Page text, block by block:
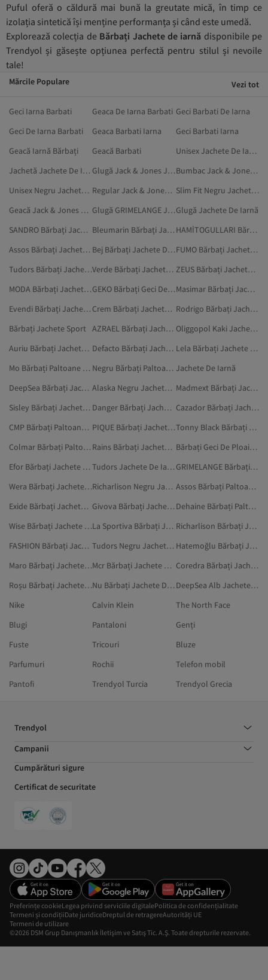
Puful oferă o căldură mai bună la greutate mică, în timp ce
izolația sintetică își menține performanța și când este umedă.
Explorează colecția de Bărbați Jachete de iarnă disponibile pe
Trendyol și găsește opțiunea perfectă pentru stilul și nevoile
tale!
Mărcile Populare Vezi tot
Geci Iarna Barbati Geaca De Iarna Barbati Geci Barbati De Iarna
Geci De Iarna Barbati
Geaca Barbati Iarna
Geci Barbati Iarna
Geacă Iarnă Bărbați
Geacă Barbati
Unisex Jachete De Iarnă
Jachetă Jachete De Iarnă
Glugă Jack & Jones Jachete De Iarnă
Bumbac Jack & Jones Jachete De Iarnă
Unisex Negru Jachete De Iarnă
Regular Jack & Jones Jachete De Iarnă
Slim Fit Negru Jachete De Iarnă
Geacă Jack & Jones Jachete De Iarnă
Glugă GRIMELANGE Jachete De IarnăGlugă Jachete De Iarnă
SANDRO Bărbați Jachete De Iarnă
Bleumarin Bărbați Jachete De Iarnă
HAMİTOGULLARI Bărbați Jachete De Iarnă
Assos Bărbați Jachete De Iarnă
Bej Bărbați Jachete De Iarnă
FUMO Bărbați Jachete De Iarnă
Tudors Bărbați Jachete De Iarnă
Verde Bărbați Jachete De Iarnă
ZEUS Bărbați Jachete De Iarnă
MODA Bărbați Jachete De Iarnă
GEKO Bărbați Geci De Ploaie Și De Vânt
Masimar Bărbați Jachete De Iarnă
Evendi Bărbați Jachete De Iarnă
Crem Bărbați Jachete De Iarnă
Rodrigo Bărbați Jachete De Iarnă
Bărbați Jachete Sport
AZRAEL Bărbați Jachete De Iarnă
Oliggopol Kaki Jachete De Iarnă
Auriu Bărbați Jachete De Iarnă
Defacto Bărbați Jachete De Iarnă
Lela Bărbați Jachete De Iarnă
Mo Bărbați Paltoane Și Jachete
Negru Bărbați Paltoane Și Jachete Jachete De Iarnă
DeepSea Bărbați Jachete De Iarnă
Alaska Negru Jachete De Iarnă
Madmext Bărbați Jachete De Iarnă
Sisley Bărbați Jachete De Iarnă
Danger Bărbați Jachete De Iarnă
Cazador Bărbați Jachete De Iarnă
CMP Bărbați Paltoane Și Jachete
PIQUE Bărbați Jachete De Iarnă
Tonny Black Bărbați Jachete De Iarnă
Colmar Bărbați Paltoane Și Jachete
Rains Bărbați Jachete De Iarnă
Bărbați Geci De Ploaie Și De Vânt
Efor Bărbați Jachete De Iarnă
Tudors Jachete De Iarnă
GRIMELANGE Bărbați Jachete De Iarnă
Wera Bărbați Jachete De Iarnă
Richarlison Negru Jachete De Iarnă
Assos Bărbați Paltoane Și Jachete
Exide Bărbați Jachete De Iarnă
Givova Bărbați Jachete De Iarnă
Dehaine Bărbați Paltoane Și Jachete
Wise Bărbați Jachete De Iarnă
La Sportiva Bărbați Jachete De Iarnă
Richarlison Bărbați Jachete De Iarnă
FASHION Bărbați Jachete De Iarnă
Tudors Negru Jachete De Iarnă
Hatemoğlu Bărbați Jachete De Iarnă
Maro Bărbați Jachete De Iarnă
Mcr Bărbați Jachete De Iarnă
Coredra Bărbați Jachete De Iarnă
Roșu Bărbați Jachete De Iarnă
Nu Bărbați Jachete De Iarnă
DeepSea Alb Jachete De Iarnă
Nike
Calvin Klein
The North Face
Blugi
Pantaloni
Genți
Fuste
Tricouri
Bluze
Parfumuri
Rochii
Telefon mobil
Pantofi
Trendyol Turcia Trendyol Grecia
Trendyol
Campanii
Cumpărături sigure
Certificat de securitate
©2026 DSM Grup Danışmanlık İletişim ve Satış Tic. A.Ş. Toate drepturile rezervate.
Preferințe cookieLegea privind serviciile digitalePolitica de confidențialitate
Termeni și condițiiDate juridiceDreptul de retragereAutorități UE
Termeni de utilizare